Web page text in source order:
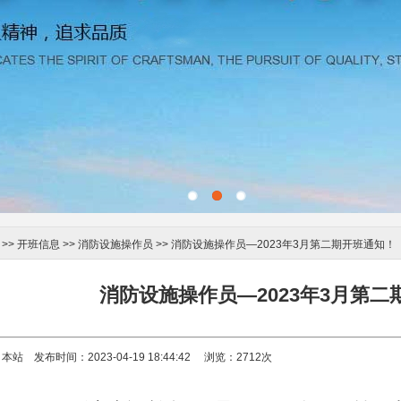
>> 开班信息 >> 消防设施操作员 >> 消防设施操作员—2023年3月第二期开班通知！
消防设施操作员—2023年3月第二
本站 发布时间：2023-04-19 18:44:42 浏览： 2712次